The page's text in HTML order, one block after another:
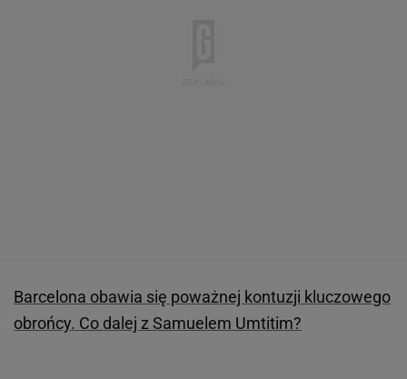
Barcelona obawia się poważnej kontuzji kluczowego
obrońcy. Co dalej z Samuelem Umtitim?